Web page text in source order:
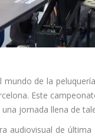
de la
Este
jornada llena de
audiovisual de